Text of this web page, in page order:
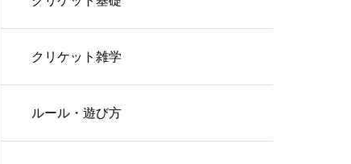
クリケット雑学
ルール・遊び方